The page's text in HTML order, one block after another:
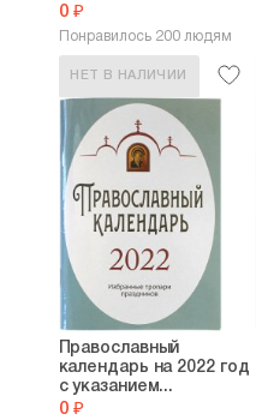
0 ₽
Понравилось 200 людям
НЕТ В НАЛИЧИИ
Православный
календарь на 2022 год
с указанием...
0 ₽